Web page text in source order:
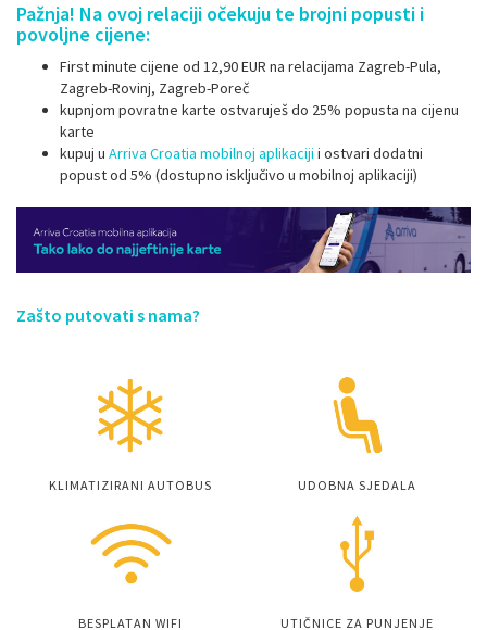
Pažnja! Na ovoj relaciji očekuju te brojni popusti i
povoljne cijene:
First minute cijene od 12,90 EUR na relacijama Zagreb-Pula,
Zagreb-Rovinj, Zagreb-Poreč
kupnjom povratne karte ostvaruješ do 25% popusta na cijenu
karte
kupuj u Arriva Croatia mobilnoj aplikaciji i ostvari dodatni
popust od 5% (dostupno isključivo u mobilnoj aplikaciji)
Zašto putovati s nama?
KLIMATIZIRANI AUTOBUS UDOBNA SJEDALA
BESPLATAN WIFI
UTIČNICE ZA PUNJENJE